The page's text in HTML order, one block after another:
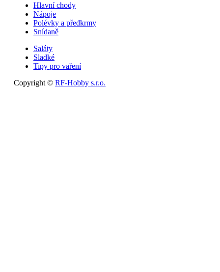
Hlavní chody
Nápoje
Polévky a předkrmy
Snídaně
Saláty
Sladké
Tipy pro vaření
Copyright © RF-Hobby s.r.o.